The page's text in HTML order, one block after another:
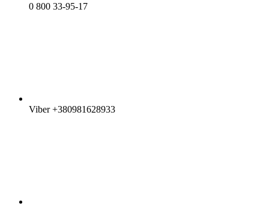
0 800 33-95-17
Viber +380981628933